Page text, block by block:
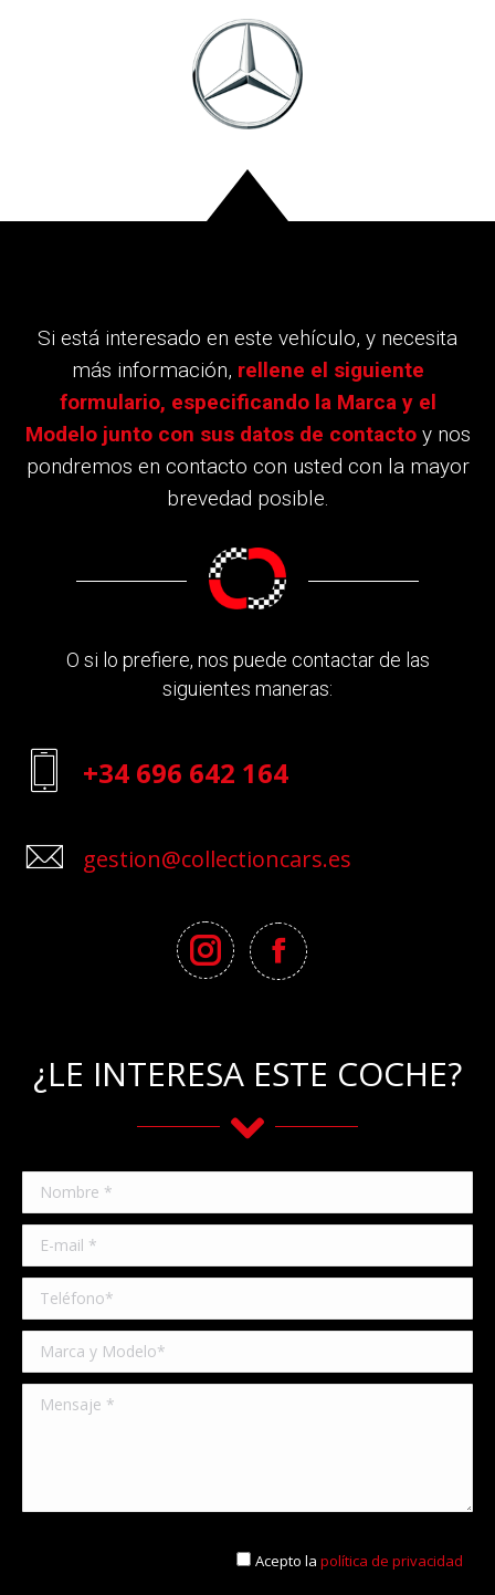
Si está interesado en este vehículo, y necesita
más información, rellene el siguiente
formulario, especificando la Marca y el
Modelo junto con sus datos de contactoy nos
pondremos en contacto con usted con la mayor
brevedad posible.
O si lo prefiere, nos puede contactar de las
siguientes maneras:
+34 696 642 164
gestion@collectioncars.es
¿LE INTERESA ESTE COCHE?
Acepto lapolítica de privacidad